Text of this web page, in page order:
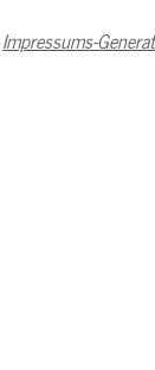
Impressums-